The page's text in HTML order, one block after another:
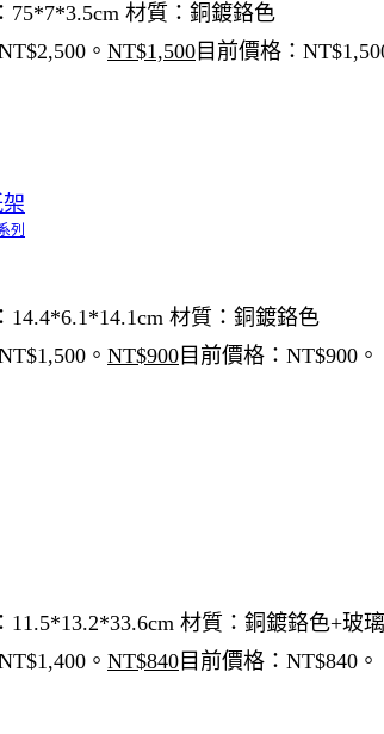
75*7*3.5cm 材質：銅鍍鉻色
。 NT$1,500 目前價格：
列
14.4*6.1*14.1cm 材質：銅鍍鉻色
。 NT$900 目前價格：NT$900。
11.5*13.2*33.6cm 材質：銅鍍鉻色+玻璃
。 NT$840 目前價格：NT$840。